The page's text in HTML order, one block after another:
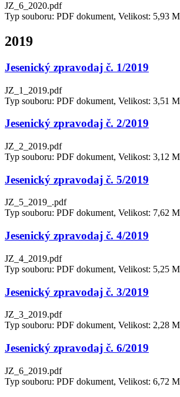
JZ_6_2020.pdf
Typ souboru: PDF dokument, Velikost: 5,93
2019
Jesenický zpravodaj č. 1/2019
JZ_1_2019.pdf
Typ souboru: PDF dokument, Velikost: 3,51
Jesenický zpravodaj č. 2/2019
JZ_2_2019.pdf
Typ souboru: PDF dokument, Velikost: 3,12
Jesenický zpravodaj č. 5/2019
JZ_5_2019_.pdf
Typ souboru: PDF dokument, Velikost: 7,62
Jesenický zpravodaj č. 4/2019
JZ_4_2019.pdf
Typ souboru: PDF dokument, Velikost: 5,25
Jesenický zpravodaj č. 3/2019
JZ_3_2019.pdf
Typ souboru: PDF dokument, Velikost: 2,28
Jesenický zpravodaj č. 6/2019
JZ_6_2019.pdf
Typ souboru: PDF dokument, Velikost: 6,72